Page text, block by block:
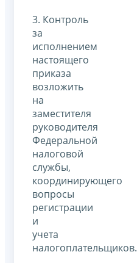
3. Контроль
за
исполнением
настоящего
приказа
возложить
на
заместителя
руководителя
Федеральной
налоговой
службы,
координирующего
вопросы
регистрации
и
учета
налогоплательщиков.